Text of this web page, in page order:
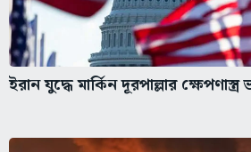
ইরান যুদ্ধে মার্কিন দূরপাল্লার